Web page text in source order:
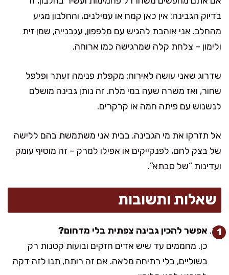
בדיוק הגבינה: אין כאן קמח או עמילנים, והחלבון מגיע
מהחלב. אני אוהבת להגיש עם מלפפון, עגבנייה, שמן זית
ולימון – צלחת קלה שמרגישה כמו ארוחה.
שדרוג שאני עושה לאירוח: מקפלת פנימה זעתר ופלפל
שחור, ואז משרה שעה במי מלח. זה נותן גבינה מושלם
לנשנוש עם פיתה חמה או קרקרים.
אל תזרקו את מי הגבינה. בבית אני משתמשת בהם ללישה
של בצק לחם, לפנקייקים או אפילו למרק – זה מוסיף עומק
ועדינות “של סבתא”.
שאלות ותשובות
אפשר להכין גבינה צפתית בלי מדחום?
כן. מחממים עד שיש אדים חזקים ובועות קטנות רק
בשוליים, בלי רתיחה מלאה. אם זה רותח, תנו לזה דקה